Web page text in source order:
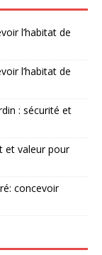
l’habitat de
l’habitat de
: sécurité et
et valeur pour
concevoir